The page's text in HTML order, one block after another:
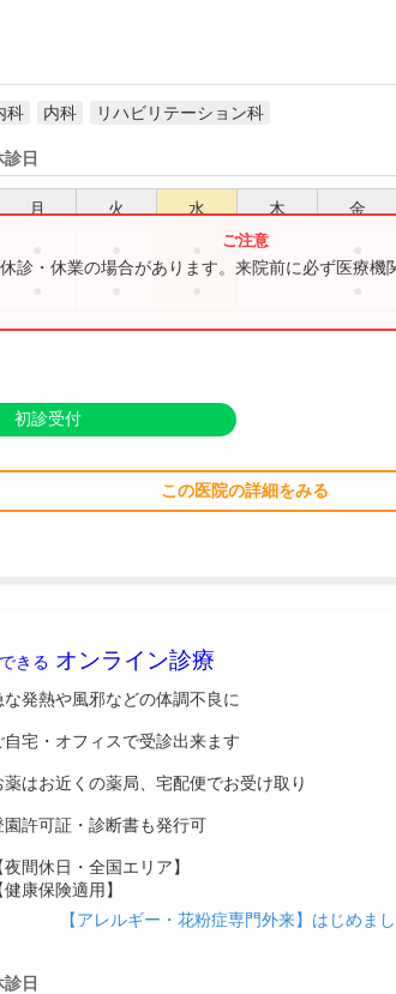
科 内科 リハビリテーション科
日
月 火 水 木 金
診・休業の場合があります。来院前に必ず医療機
初診受付
この医院の詳細をみる
きる オンライン診療
な発熱や風邪などの体調不良に
自宅・オフィスで受診出来ます
薬はお近くの薬局、宅配便でお受け取り
園許可証・診断書も発行可
夜間休日・全国エリア】
健康保険適用】
【アレルギー・花粉症専門外来】はじめまし
日